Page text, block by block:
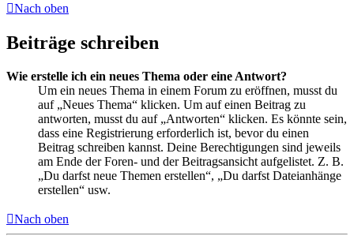
Nach oben
Beiträge schreiben
Wie erstelle ich ein neues Thema oder eine Antwort?
Um ein neues Thema in einem Forum zu eröffnen, musst du
auf „Neues Thema“ klicken. Um auf einen Beitrag zu
antworten, musst du auf „Antworten“ klicken. Es könnte sein,
dass eine Registrierung erforderlich ist, bevor du einen
Beitrag schreiben kannst. Deine Berechtigungen sind jeweils
am Ende der Foren- und der Beitragsansicht aufgelistet. Z. B.
„Du darfst neue Themen erstellen“, „Du darfst Dateianhänge
erstellen“ usw.
Nach oben